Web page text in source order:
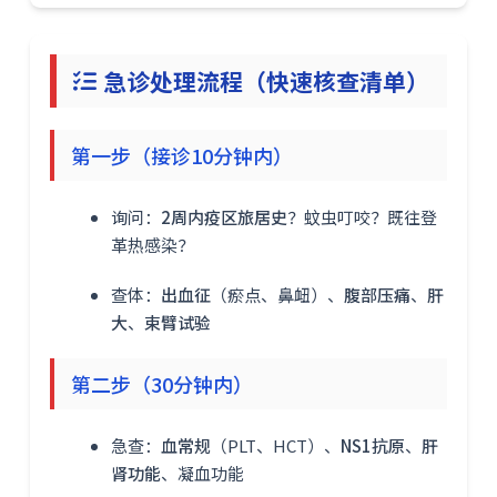
急诊处理流程（快速核查清单）
第一步（接诊10分钟内）
询问： 2周内疫区旅居史？蚊虫叮咬？既往登
革热感染？
查体： 出血征 （瘀点、鼻衄）、 腹部压痛、 肝
大、 束臂试验
第二步（30分钟内）
急查： 血常规 （PLT、HCT）、 NS1抗原、 肝
肾功能、凝血功能